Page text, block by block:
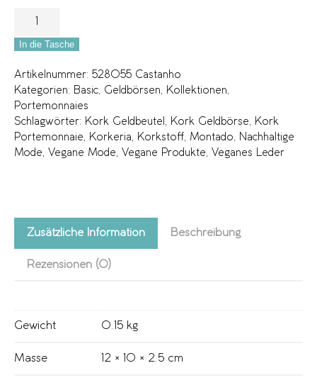
In die Tasche
Artikelnummer: 528055 Castanho
Kategorien: Basic, Geldbörsen, Kollektionen,
Portemonnaies
Schlagwörter: Kork Geldbeutel , Kork Geldbörse, Kork
Portemonnaie, Korkeria, Korkstoff, Montado,
Nachhaltige
Mode, Vegane Mode, Vegane Produkte, Veganes Leder
Zusätzliche Information Beschreibung
Rezensionen (0)
Gewicht 0.15 kg
Masse 12 × 10 × 2.5 cm